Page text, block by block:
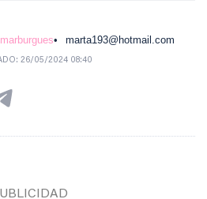
marta193@hotmail.com
26/05/2024 08:40